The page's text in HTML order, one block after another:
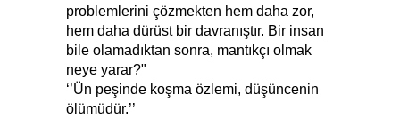
problemlerini çözmekten hem daha zor,
hem daha dürüst bir davranıştır. Bir insan
bile olamadıktan sonra, mantıkçı olmak
neye yarar?"
‘’Ün peşinde koşma özlemi, düşüncenin
ölümüdür.’’